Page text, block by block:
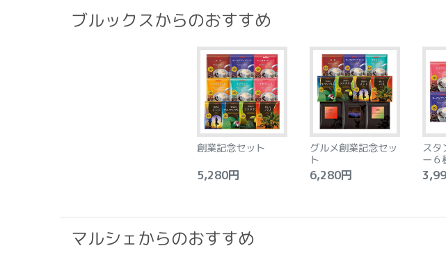
ブルックスからのおすすめ
創業記念セット
5,280円
グルメ創業記念セッ
ト
6,280円
スタ
ー６
マルシェからのおすすめ